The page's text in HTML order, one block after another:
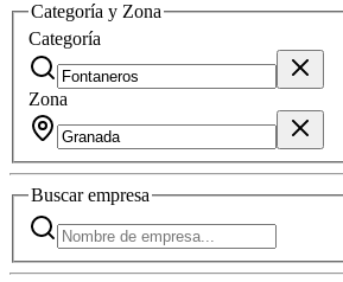
Categoría y Zona
Categoría
Zona
Buscarempresa